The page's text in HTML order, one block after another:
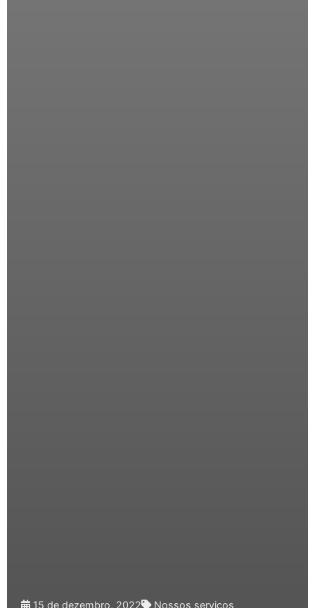
15 de dezembro, 2022 Nossos serviços